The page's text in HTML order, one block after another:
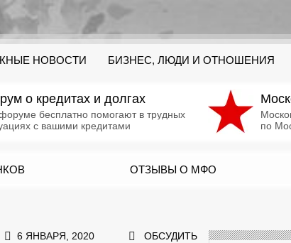
НОВОСТИ БИЗНЕС, ЛЮДИ И ОТНОШЕНИЯ
о кредитах и долгах
бесплатно помогают в трудных
с вашими кредитами
по
ОТЗЫВЫ О МФО
6 ЯНВАРЯ, 2020 ОБСУДИТЬ